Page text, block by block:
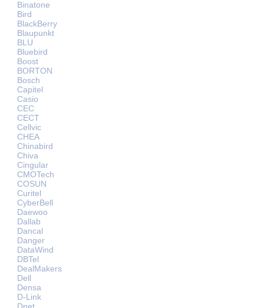
Binatone
Bird
BlackBerry
Blaupunkt
BLU
Bluebird
Boost
BORTON
Bosch
Capitel
Casio
CEC
CECT
Cellvic
CHEA
Chinabird
Chiva
Cingular
CMOTech
COSUN
Curitel
CyberBell
Daewoo
Dallab
Dancal
Danger
DataWind
DBTel
DealMakers
Dell
Densa
D-Link